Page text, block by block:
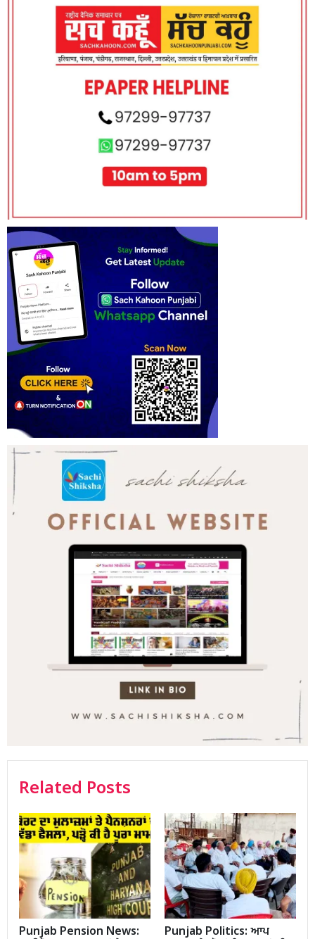
Related Posts
Punjab Pension News:
Punjab Politics: ਆਪ